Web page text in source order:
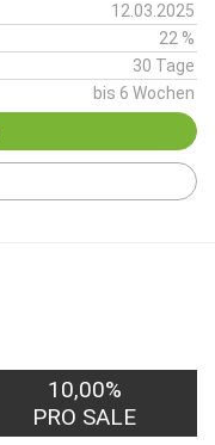
12.03.2025
22 %
30 Tage
bis 6 Wochen
10,00%
PRO SALE